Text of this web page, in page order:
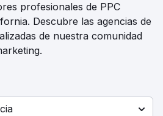
profesionales de PPC
Descubre las agencias de
de nuestra comunidad